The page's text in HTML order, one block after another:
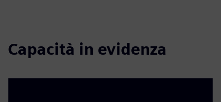
Capacità in evidenza